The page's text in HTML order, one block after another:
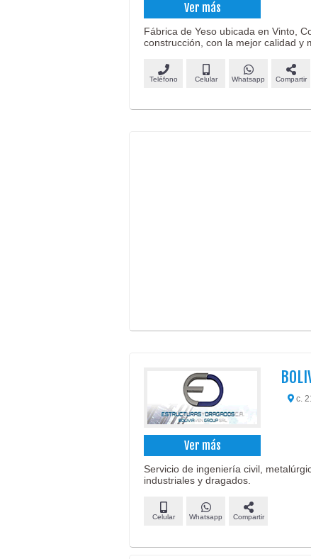
Ver más
Fábrica de Yeso ubicada en Vinto,
construcción, con la mejor calidad y
Teléfono Celular Whatsapp Compartir
Ver más
c.
Servicio de ingeniería civil,
industriales y dragados.
Celular Whatsapp Compartir